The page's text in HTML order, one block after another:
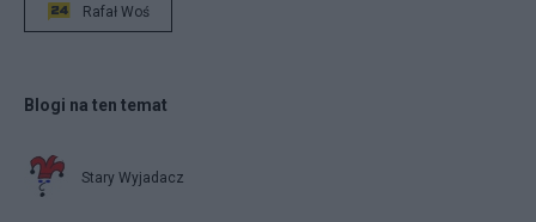
Rafał Woś
Blogi na ten temat
Stary Wyjadacz